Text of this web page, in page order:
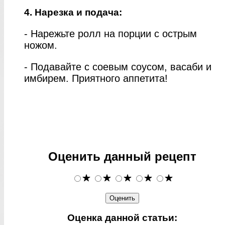
4. Нарезка и подача:
- Нарежьте ролл на порции с острым
ножом.
- Подавайте с соевым соусом, васаби и
имбирем. Приятного аппетита!
Оценить данный рецепт
Оценка данной статьи: